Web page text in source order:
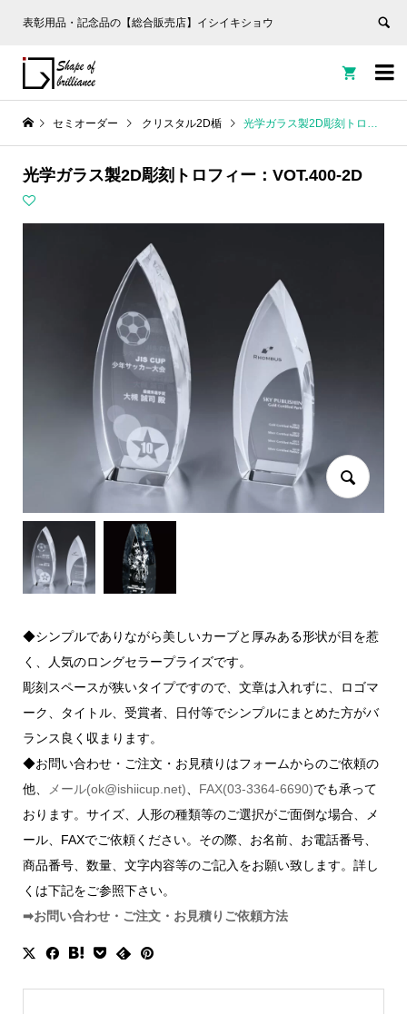
表彰用品・記念品の【総合販売店】イシイキショウ


セミオーダー クリスタル2D楯 光学ガラス製2D彫刻トロフィー：VOT.400-2D
光学ガラス製2D彫刻トロフィー：VOT.400-2D
◆シンプルでありながら美しいカーブと厚みある形状が目を惹
く、人気のロングセラープライズです。
彫刻スペースが狭いタイプですので、文章は入れずに、ロゴマ
ーク、タイトル、受賞者、日付等でシンプルにまとめた方がバ
ランス良く収まります。
◆お問い合わせ・ご注文・お見積りはフォームからのご依頼の
他、
メール(ok@ishiicup.net) FAX(03-3364-6690)でも承って
おります。サイズ、人形の種類等のご選択がご面倒な場合、メ
ール、FAXでご依頼ください。その際、お名前、お電話番号、
商品番号、数量、文字内容等のご記入をお願い致します。詳し
くは下記をご参照下さい。
➡お問い合わせ・ご注文・お見積りご依頼方法